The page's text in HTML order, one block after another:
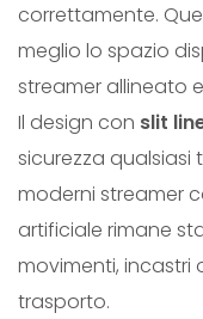
A
R
G
E
q
u
a
n
t
correttamente.
meglio lo spazio
streamer allineato
Il design con slit
sicurezza
moderni streamer
artificiale rimane
movimenti, incastri
trasporto.